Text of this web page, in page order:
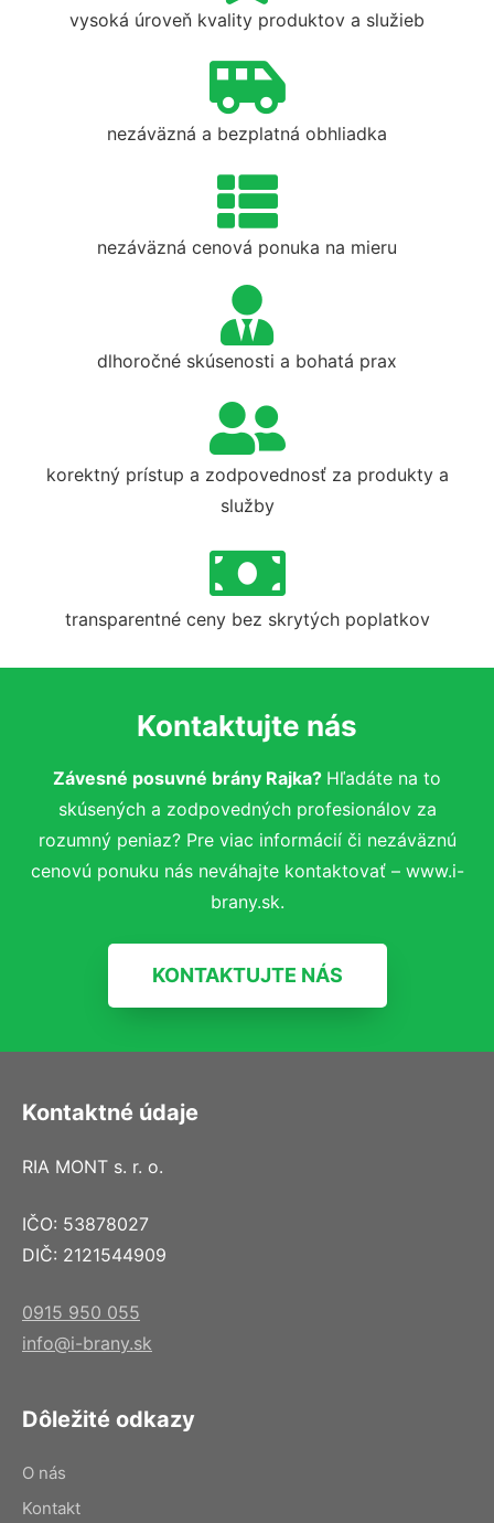
vysoká úroveň kvality produktov a služieb
nezáväzná a bezplatná obhliadka
nezáväzná cenová ponuka na mieru
dlhoročné skúsenosti a bohatá prax
korektný prístup a zodpovednosť za produkty a
služby
transparentné ceny bez skrytých poplatkov
Kontaktujte nás
Závesné posuvné brány Rajka? Hľadáte na to
skúsených a zodpovedných profesionálov za
rozumný peniaz? Pre viac informácií či nezáväznú
cenovú ponuku nás neváhajte kontaktovať – www.i-
brany.sk.
KONTAKTUJTE NÁS
Kontaktné údaje
RIA MONT s. r. o.
IČO: 53878027
DIČ: 2121544909
0915 950 055
info@i-brany.sk
Dôležité odkazy
O nás
Kontakt